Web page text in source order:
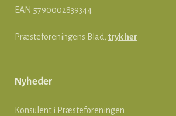
EAN 5790002839344
Præsteforeningens Blad, tryk her
Nyheder
Konsulent i Præsteforeningen